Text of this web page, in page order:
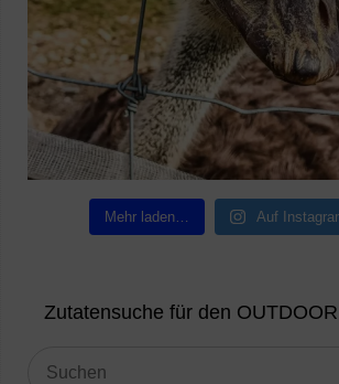
Mehr laden… Auf
Zutatensuche für den